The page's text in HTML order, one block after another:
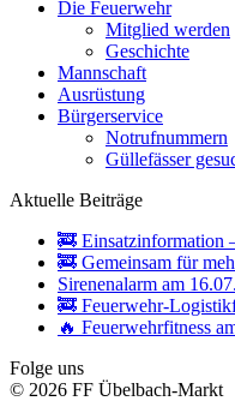
Die Feuerwehr
Mitglied werden
Geschichte
Mannschaft
Ausrüstung
Bürgerservice
Notrufnummern
Güllefässer
Aktuelle Beiträge
🚒 Einsatzinformation
🚒 Gemeinsam für
Sirenenalarm am
🚒 Feuerwehr-
🔥 Feuerwehrfitness
Folge uns
© 2026 FF Übelbach-Markt